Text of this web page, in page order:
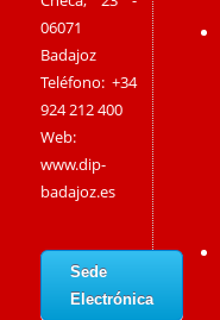
06071
Badajoz
Teléfono: +34
924 212 400
Web:
www.dip-
badajoz.es
Sede
Electrónica